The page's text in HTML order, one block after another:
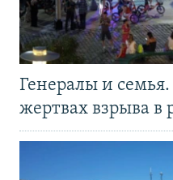
Генералы и
жертвах взрыва в